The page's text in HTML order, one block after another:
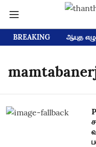
BREAKING ஆயுத